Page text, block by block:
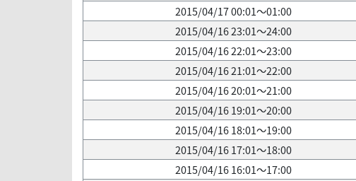
2015/04/17 00:01～01:00
2015/04/16 23:01～24:00
2015/04/16 22:01～23:00
2015/04/16 21:01～22:00
2015/04/16 20:01～21:00
2015/04/16 19:01～20:00
2015/04/16 18:01～19:00
2015/04/16 17:01～18:00
2015/04/16 16:01～17:00